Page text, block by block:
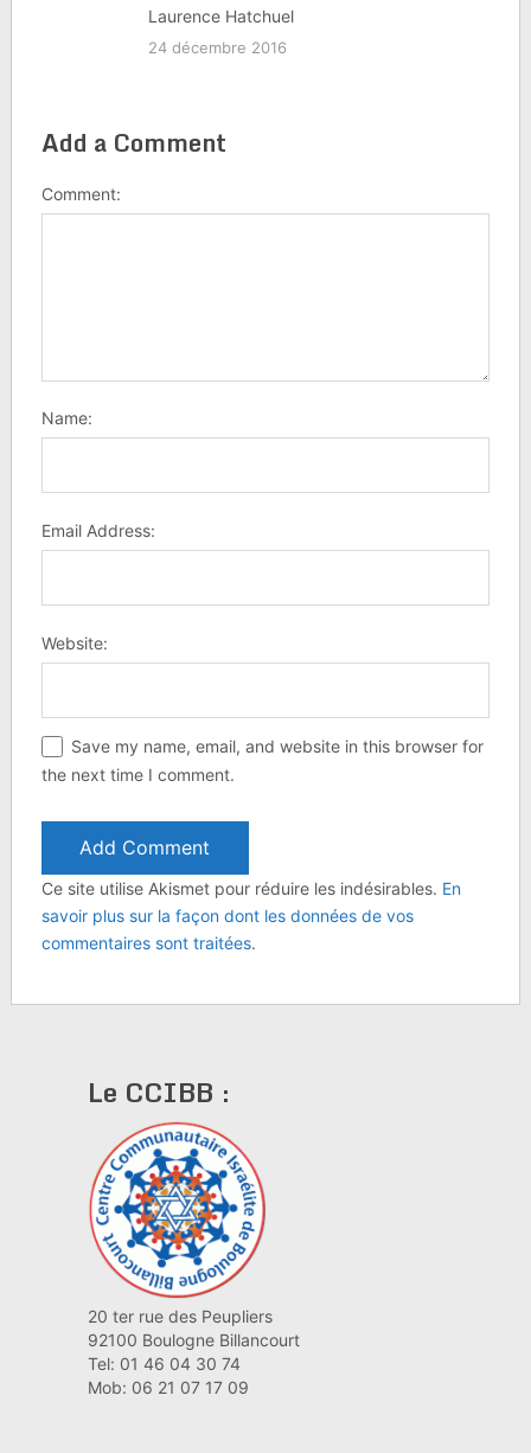
Laurence Hatchuel
24 décembre 2016
Add a Comment
Comment:
Name:
Email Address:
Website:
Save my name, email, and website in this browser for
the next time I comment.
Ce site utilise Akismet pour réduire les indésirables. En
savoir plus sur la façon dont les données de vos
commentaires sont traitées.
Le CCIBB :
20 ter rue des Peupliers
92100 Boulogne Billancourt
Tel: 01 46 04 30 74
Mob: 06 21 07 17 09